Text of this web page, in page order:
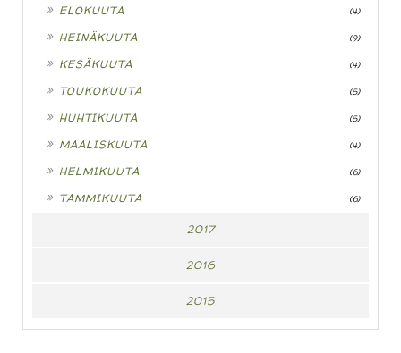
ELOKUUTA (4)
HEINÄKUUTA (9)
KESÄKUUTA (4)
TOUKOKUUTA (5)
HUHTIKUUTA (5)
MAALISKUUTA (4)
HELMIKUUTA (6)
TAMMIKUUTA (6)
2017
2016
2015